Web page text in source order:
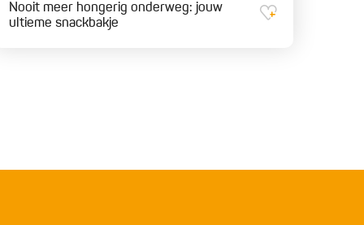
Nooit meer hongerig onderweg: jouw
ultieme snackbakje